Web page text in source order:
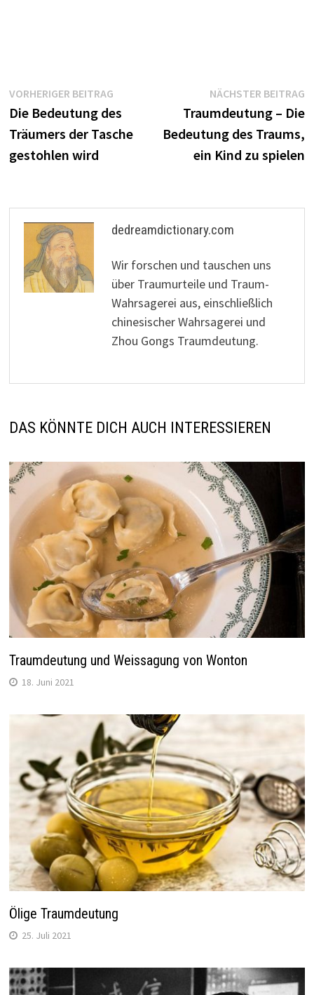
Beitragsnavigation
VORHERIGER BEITRAGVorheriger
Beitrag:
Die Bedeutung des
Träumers der Tasche
gestohlen wird
NÄCHSTER BEITRAG
Traumdeutung – Die
Bedeutung des Traums,
ein Kind zu spielen
dedreamdictionary.com
Wir forschen und tauschen uns
über Traumurteile und Traum-
Wahrsagerei aus, einschließlich
chinesischer Wahrsagerei und
Zhou Gongs Traumdeutung.
DAS KÖNNTE DICH AUCH INTERESSIEREN
Traumdeutung und Weissagung von Wonton
18. Juni 2021
Ölige Traumdeutung
25. Juli 2021